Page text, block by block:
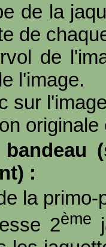
de la
de
de
l'image.
sur
bandeau
:
la
2ème